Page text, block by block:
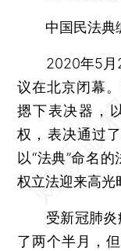
中国民法典编
2020年5月
议在北京闭幕
摁下表决器，
权，表决通过
以“法典”命名
权立法迎来高光
受新冠肺炎
了两个半月，